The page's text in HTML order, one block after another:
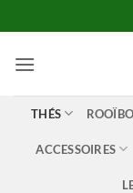
au
contenu
THÉS
ACCESSOIRES